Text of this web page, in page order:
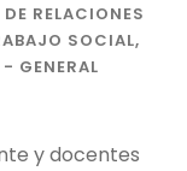
DE RELACIONES
SOCIAL,
GENERAL
y docentes